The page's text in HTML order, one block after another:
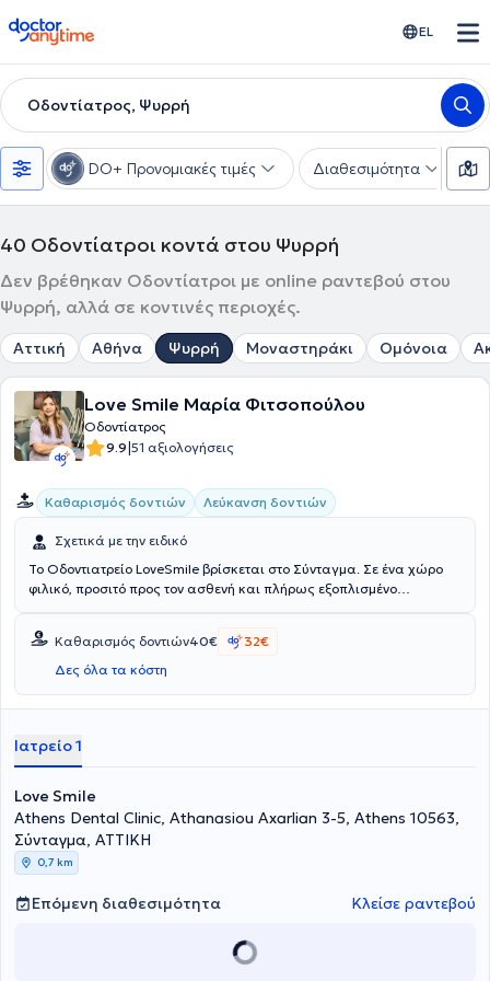
doctoranytime EL
Οδοντίατρος, Ψυρρή
DO+ Προνομιακές τιμές Διαθεσιμότητα
40 Οδοντίατροι κοντά στου Ψυρρή
Δεν βρέθηκαν Οδοντίατροι με online ραντεβού στου
Ψυρρή, αλλά σε κοντινές περιοχές.
Αττική Αθήνα Ψυρρή Μοναστηράκι Ομόνοια
Love Smile Μαρία Φιτσοπούλου
Οδοντίατρος
9.9|51 αξιολογήσεις
Καθαρισμός δοντιών Λεύκανση δοντιών
Σχετικά με την ειδικό
Το Οδοντιατρείο LoveSmile βρίσκεται στο Σύνταγμα. Σε ένα χώρο
φιλικό, προσιτό προς τον ασθενή και πλήρως εξοπλισμένο
Οδοντιατρικής. Ενδεικτικά αναφέρονται: Γενική Οδοντιατρική,
Προσθετική Οδοντιατρική, Αισθητική Οδοντιατρική και Ιατρική, ενώ
αξίζει να αναφερθεί η μεγάλη εμπειρία στην Αόρατη Ορθοδοντική,
Καθαρισμός δοντιών40€
32€
Δες όλα τα κόστη
Ιατρείο 1
Love Smile
Athens Dental Clinic, Athanasiou Axarlian 3-5, Athens 10563,
Σύνταγμα, ΑΤΤΙΚΗ
0,7 km
Επόμενη διαθεσιμότητα Κλείσε ραντεβού